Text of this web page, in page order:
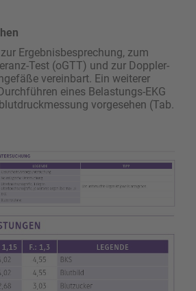
Ergebnisbesprechung, zum
Test (oGTT) und zur Doppler-
vereinbart. Ein weiterer
eines Belastungs-EKG
vorgesehen (Tab.